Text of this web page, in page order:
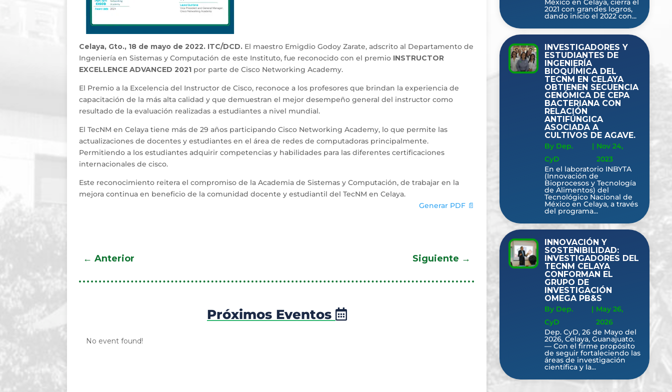
Celaya, Gto., 18 de mayo de 2022. ITC/DCD. El maestro Emigdio Godoy Zarate, adscrito al Departamento de
Ingeniería en Sistemas y Computación de este Instituto, fue reconocido con el premio INSTRUCTOR
EXCELLENCE ADVANCED 2021 por parte de Cisco Networking Academy.
El Premio a la Excelencia del Instructor de Cisco, reconoce a los profesores que brindan la experiencia de
capacitación de la más alta calidad y que demuestran el mejor desempeño general del instructor como
resultado de la evaluación realizadas a estudiantes a nivel mundial.
El TecNM en Celaya tiene más de 29 años participando Cisco Networking Academy, lo que permite las
actualizaciones de docentes y estudiantes en el área de redes de computadoras principalmente.
Permitiendo a los estudiantes adquirir competencias y habilidades para las diferentes certificaciones
internacionales de cisco.
Este reconocimiento reitera el compromiso de la Academia de Sistemas y Computación, de trabajar en la
mejora continua en beneficio de la comunidad docente y estudiantil del TecNM en Celaya.
Generar PDF 📄
←Anterior Siguiente →
Próximos Eventos
No event found!
México en Celaya, cierra el
2021 con grandes logros,
dando inicio el 2022 con...
INVESTIGADORES Y
ESTUDIANTES DE
INGENIERÍA
BIOQUÍMICA DEL
TECNM EN CELAYA
OBTIENEN SECUENCIA
GENÓMICA DE CEPA
BACTERIANA CON
RELACIÓN
ANTIFÚNGICA
ASOCIADA A
CULTIVOS DE AGAVE.
By Dep.
CyD
| Nov 24,
2023
En el laboratorio INBYTA
(Innovación de
Bioprocesos y Tecnología
de Alimentos) del
Tecnológico Nacional de
México en Celaya, a través
del programa...
INNOVACIÓN Y
SOSTENIBILIDAD:
INVESTIGADORES DEL
TECNM CELAYA
CONFORMAN EL
GRUPO DE
INVESTIGACIÓN
OMEGA PB&S
By Dep.
CyD
| May 26,
2026
Dep. CyD, 26 de Mayo del
2026, Celaya, Guanajuato.
— Con el firme propósito
de seguir fortaleciendo las
áreas de investigación
científica y la...